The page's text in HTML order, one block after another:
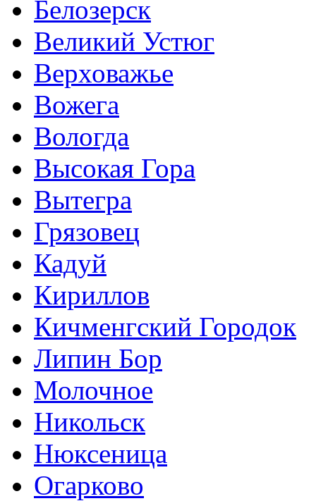
Белозерск
Великий Устюг
Верховажье
Вожега
Вологда
Высокая Гора
Вытегра
Грязовец
Кадуй
Кириллов
Кичменгский Городок
Липин Бор
Молочное
Никольск
Нюксеница
Огарково